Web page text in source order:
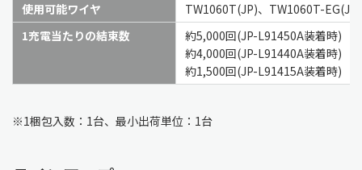
使用可能ワイヤ
TW1060T(JP)、TW1060T-
1充電当たりの結束数
約5,000回(JP-L91450A装着時)
約4,000回(JP-L91440A装着時)
約1,500回(JP-L91415A装着時)
※1梱包入数：1台、最小出荷単位：1台